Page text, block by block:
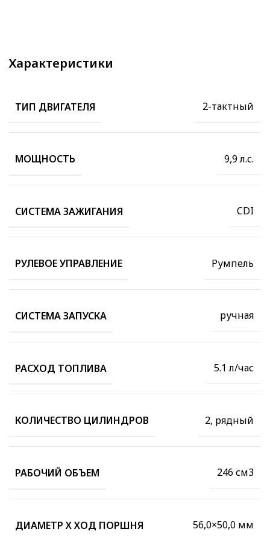
Характеристики
ТИП ДВИГАТЕЛЯ 2-тактный
МОЩНОСТЬ 9,9 л.с.
СИСТЕМА ЗАЖИГАНИЯ CDI
РУЛЕВОЕ УПРАВЛЕНИЕ Румпель
СИСТЕМА ЗАПУСКА ручная
РАСХОД ТОПЛИВА 5.1 л/час
КОЛИЧЕСТВО ЦИЛИНДРОВ 2, рядный
РАБОЧИЙ ОБЪЕМ 246 см3
ДИАМЕТР Х ХОД ПОРШНЯ 56,0×50,0 мм